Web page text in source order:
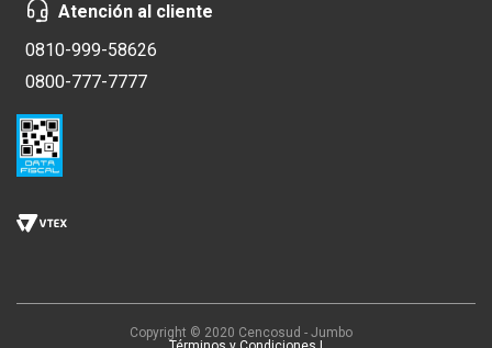
Atención al cliente
0810-999-58626
0800-777-7777
Copyright © 2020 Cencosud - Jumbo